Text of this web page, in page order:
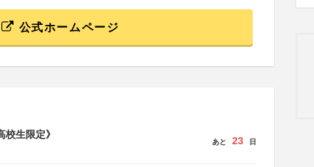
公式ホームページ
生限定》
あと 23 日